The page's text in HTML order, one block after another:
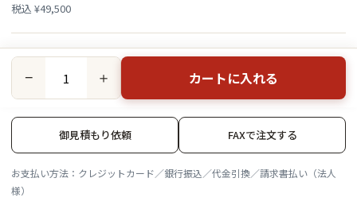
税込 ¥49,500
− ＋ カートに入れる
御見積もり依頼 FAXで注文する
お支払い方法：クレジットカード／銀行振込／代金引換／請求書払い（法人
様）